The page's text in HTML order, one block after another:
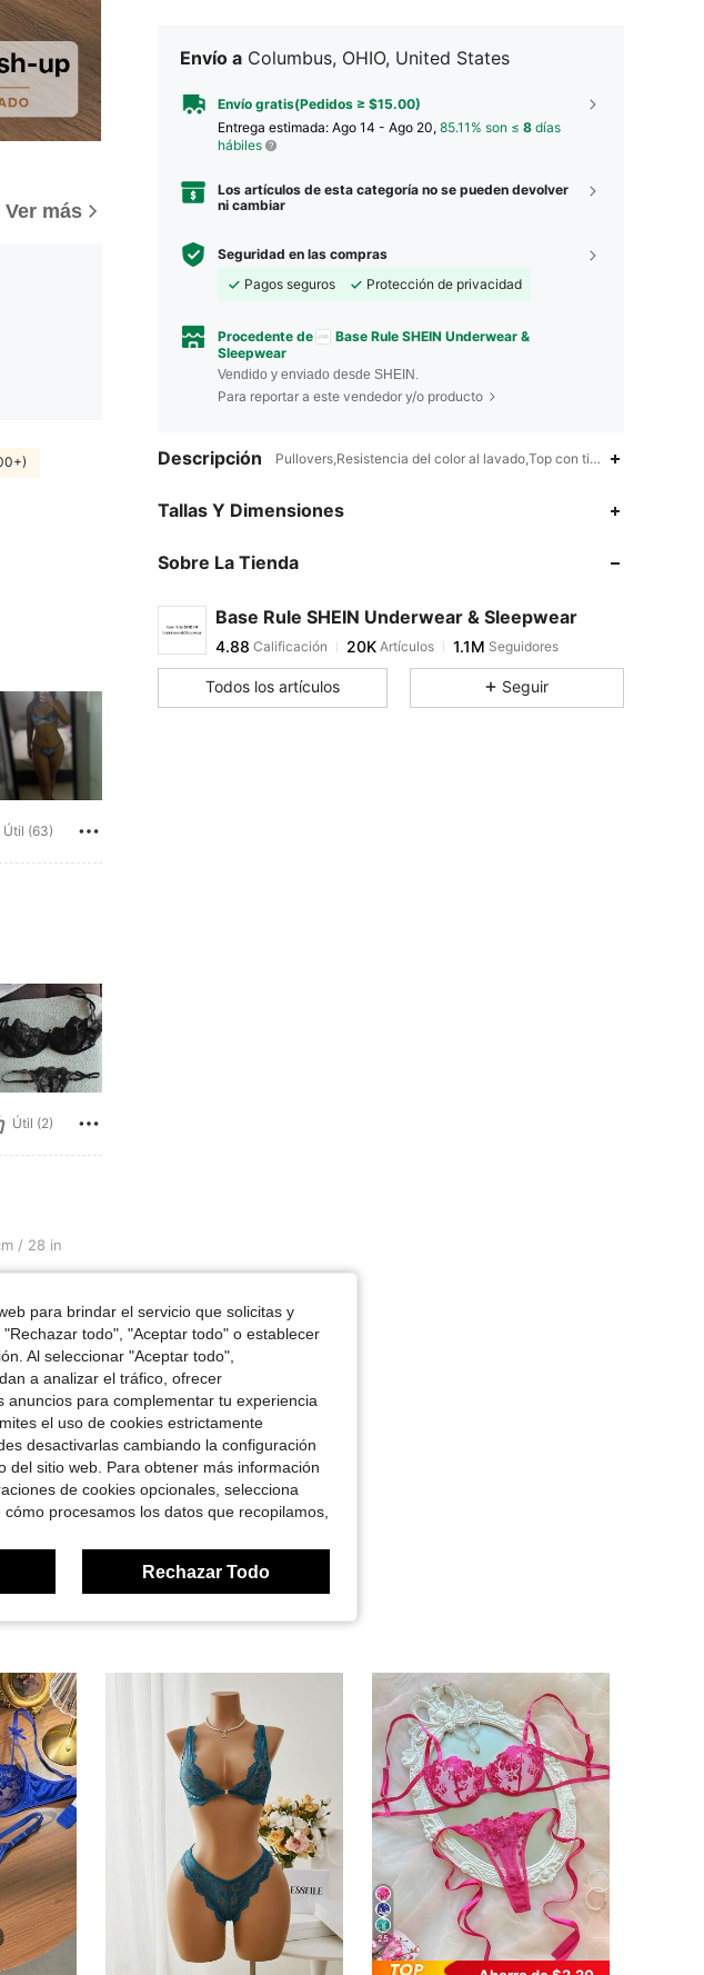
Ver más
Útil (63)
Útil (2)
/ 22 in, Caderas: 80 cm / 31 in, Color: Púrpura malva, Talla: M
/ 28 in
Útil (1)
Envío a Columbus, OHIO, United States
Envío gratis(Pedidos ≥ $15.00)
Entrega estimada: Ago 14 - Ago 20, 85.11% son ≤ 8 días
hábiles
Los artículos de esta categoría no se pueden devolver
ni cambiar
Seguridad en las compras
Pagos seguros
Protección de privacidad
Procedente de
Base Rule SHEIN Underwear &
Sleepwear
Vendido y enviado desde SHEIN.
Para reportar a este vendedor y/o producto
Descripción Pullovers,Resistencia del color al lavado,Top con tirantes
Tallas Y Dimensiones
Sobre La Tienda
Base Rule SHEIN Underwear & Sleepwear
4.88
4.88 Calificación 20K 1.1M Seguidores
c***2pagó Hace 1 día
4.88
Todos los artículos Seguir
25
para brindar el servicio que solicitas y
todo", "Aceptar todo" o establecer
Al seleccionar "Aceptar todo",
a analizar el tráfico, ofrecer
para complementar tu experiencia
el uso de cookies estrictamente
desactivarlas cambiando la configuración
sitio web. Para obtener más información
de cookies opcionales, selecciona
procesamos los datos que recopilamos,
Rechazar Todo